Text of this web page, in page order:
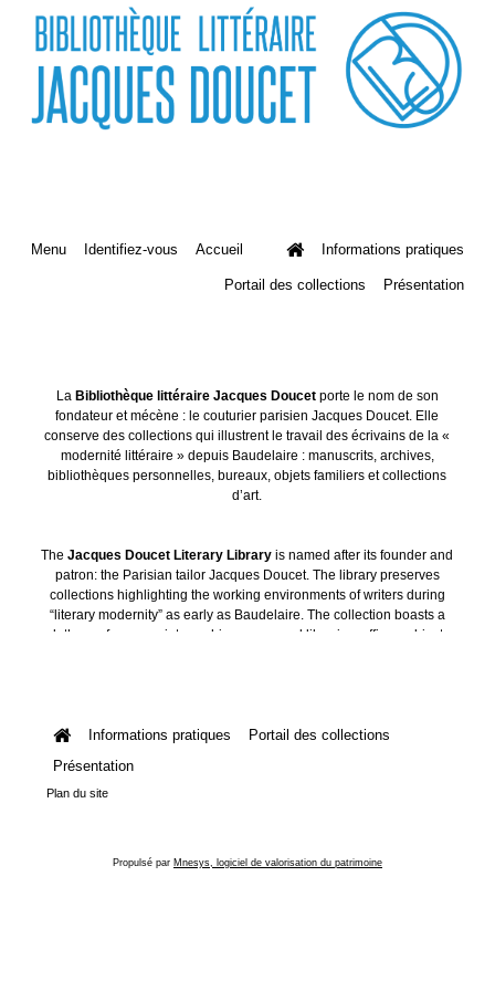
Menu Identifiez-vous Accueil Informations pratiques
Portail des collections Présentation
La Bibliothèque littéraire Jacques Doucetporte le nom de son
fondateur et mécène : le couturier parisien Jacques Doucet. Elle
conserve des collections qui illustrent le travail des écrivains de la «
modernité littéraire » depuis Baudelaire : manuscrits, archives,
bibliothèques personnelles, bureaux, objets familiers et collections
d’art.
TheJacques Doucet Literary Library is named after its founder and
patron: the Parisian tailor Jacques Doucet. The library preserves
collections highlighting the working environments of writers during
“literary modernity” as early as Baudelaire. The collection boasts a
plethora of manuscripts, archives, personal libraries, offices, objects
Informations pratiques
Portail des collections
Présentation
Plan du site
Propulsé par Mnesys, logiciel de valorisation du patrimoine